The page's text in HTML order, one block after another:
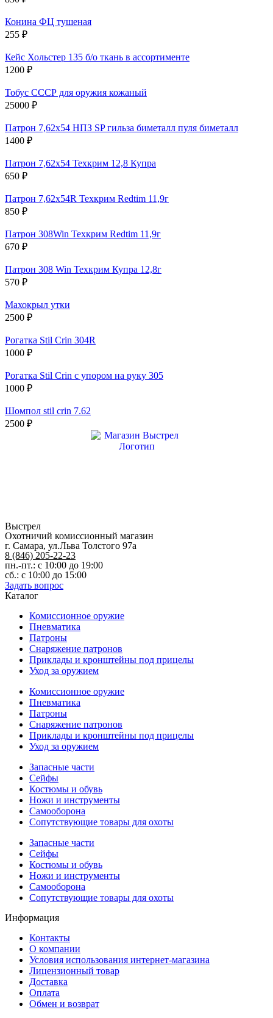
Конина ФЦ тушеная
255 ₽
Кейс Хольстер 135 б/о ткань в ассортименте
1200 ₽
Тобус СССР для оружия кожаный
25000 ₽
Патрон 7,62х54 НПЗ SP гильза биметалл пуля биметалл
1400 ₽
Патрон 7,62х54 Техкрим 12,8 Купра
650 ₽
Патрон 7,62х54R Техкрим Redtim 11,9г
850 ₽
Патрон 308Win Техкрим Redtim 11,9г
670 ₽
Патрон 308 Win Техкрим Купра 12,8г
570 ₽
Махокрыл утки
2500 ₽
Рогатка Stil Crin 304R
1000 ₽
Рогатка Stil Crin с упором на руку 305
1000 ₽
Шомпол stil crin 7.62
2500 ₽
Выстрел
Охотничий комиссионный магазин
г. Самара, ул.Льва Толстого 97а
8 (846) 205-22-23
пн.-пт.: с 10:00 до 19:00
сб.: с 10:00 до 15:00
Задать вопрос
Каталог
Комиссионное оружие
Пневматика
Патроны
Снаряжение патронов
Приклады и кронштейны под прицелы
Уход за оружием
Комиссионное оружие
Пневматика
Патроны
Снаряжение патронов
Приклады и кронштейны под прицелы
Уход за оружием
Запасные части
Сейфы
Костюмы и обувь
Ножи и инструменты
Самооборона
Сопутствующие товары для охоты
Запасные части
Сейфы
Костюмы и обувь
Ножи и инструменты
Самооборона
Сопутствующие товары для охоты
Информация
Контакты
О компании
Условия использования интернет-магазина
Лицензионный товар
Доставка
Оплата
Обмен и возврат